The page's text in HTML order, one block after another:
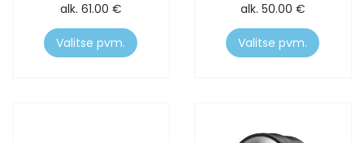
alk. 61.00 €
Valitse pvm.
alk. 50.00 €
Valitse pvm.